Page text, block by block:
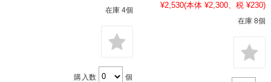
在庫 4個
購入数 個
¥2,530(本体 ¥2,300、税 ¥230)
在庫 8個